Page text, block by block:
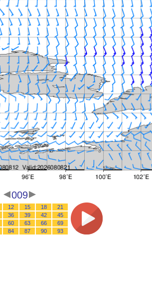
009
12 15 18
21
36 39 42
45
60 63 66
69
84 87 90 93